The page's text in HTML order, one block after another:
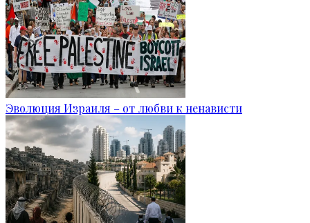
Эволюция Израиля – от любви к ненависти